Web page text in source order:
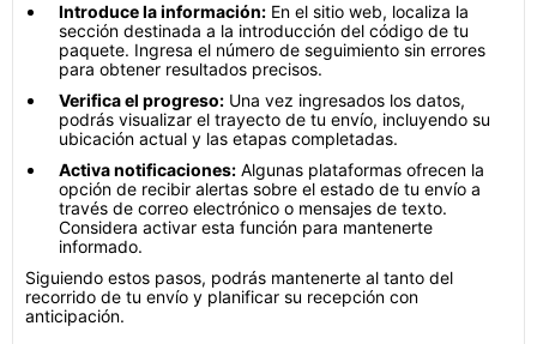
Introduce la información: En el sitio web, localiza la
sección destinada a la introducción del código de tu
paquete. Ingresa el número de seguimiento sin errores
para obtener resultados precisos.
Verifica el progreso: Una vez ingresados los datos,
podrás visualizar el trayecto de tu envío, incluyendo su
ubicación actual y las etapas completadas.
Activa notificaciones: Algunas plataformas ofrecen la
opción de recibir alertas sobre el estado de tu envío a
través de correo electrónico o mensajes de texto.
Considera activar esta función para mantenerte
informado.
Siguiendo estos pasos, podrás mantenerte al tanto del
recorrido de tu envío y planificar su recepción con
anticipación.